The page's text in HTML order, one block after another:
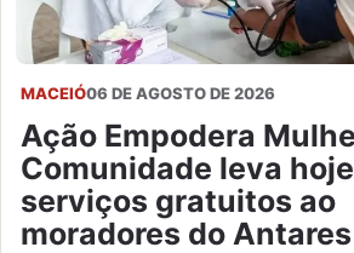
MACEIÓ06 DE AGOSTO DE 2026
Ação Empodera
Comunidade leva hoje
serviços gratuitos ao
moradores do Antares